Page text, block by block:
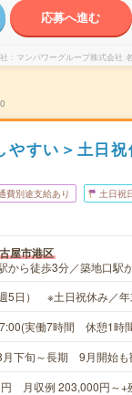
応募へ進む
マンパワーグループ株式会社
やすい＞土日
費別途支給あり 土日祝
屋市港区
から徒歩3分／築地口駅
5日） ※土日祝休み／年
実働7時間 休憩1時
月下旬～長期 9月開始
月収例 203,000円～+